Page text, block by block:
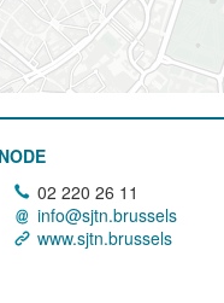
02 220 26 11
info@sjtn.brussels
www.sjtn.brussels